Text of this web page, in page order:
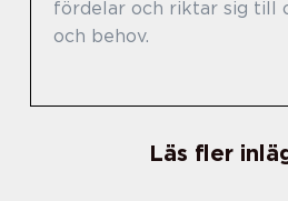
fördelar och riktar sig till
och behov.
Läs fler